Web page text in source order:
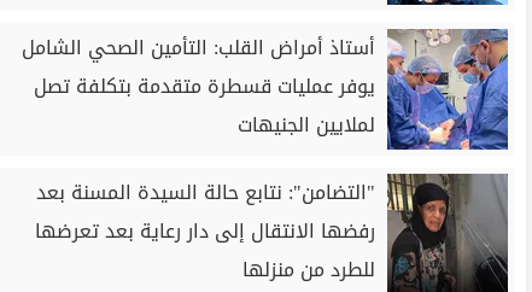
‎أستاذ أمراض القلب: التأمين الصحي الشامل
يوفر عمليات قسطرة متقدمة بتكلفة تصل
لملايين الجنيهات
"التضامن": نتابع حالة السيدة المسنة بعد
رفضها الانتقال إلى دار رعاية بعد تعرضها
للطرد من منزلها